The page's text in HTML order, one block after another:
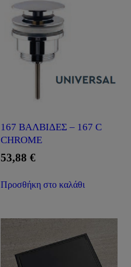
167 ΒΑΛΒΙΔΕΣ – 167 C
CHROME
53,88 €
Προσθήκη στο καλάθι